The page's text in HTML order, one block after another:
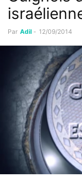
Par Adil - 12/09/2014